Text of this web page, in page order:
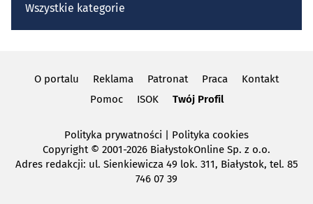
Wszystkie kategorie
O portalu Reklama Patronat Praca
Kontakt
Pomoc
ISOK Twój Profil
Polityka prywatności | Polityka cookies
Copyright© 2001-2026 BiałystokOnline Sp. z o.o.
Adres redakcji: ul. Sienkiewicza 49 lok. 311, Białystok, tel. 85
746 07 39